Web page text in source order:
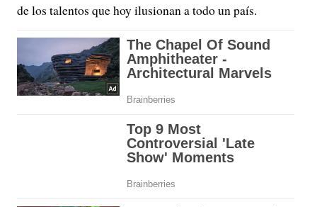
de los talentos que hoy ilusionan a todo un país.